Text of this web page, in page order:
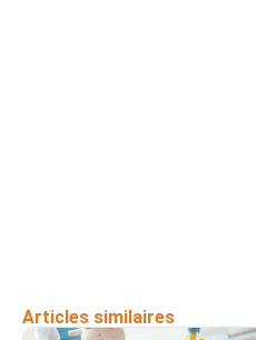
Articles similaires